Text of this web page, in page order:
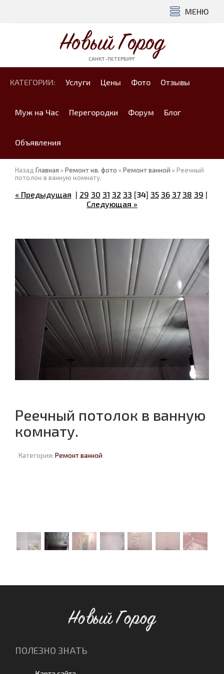
МЕНЮ
Новый Город
САНКТ-ПЕТЕРБУРГ
КАТЕГОРИИ: Услуги Цены Фото Отзывы
Муж на Час Перегородки Форум Блог
Объявления
Назад Главная »Ремонт кв. фото »Ремонт ванной » Реечный
потолок в ванную комнату.
« Предыдущая | 29 30 31 32 33 [34] 35 36 37 38 39 |
Следующая »
Реечный потолок в ванную
комнату.
Категория: Ремонт ванной
Новый Город
ПОЛЕЗНО ЗНАТЬ